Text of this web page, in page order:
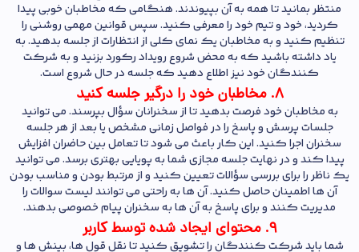
منتظر بمانید تا همه به آن بپیوندند. هنگامی که مخاطبان خوبی پیدا
کردید، خود و تیم خود را معرفی کنید. سپس قوانین مهمی روشنی را
تنظیم کنید و به مخاطبان یک نمای کلی از انتظارات از جلسه بدهید. به
یاد داشته باشید که به محض شروع رویداد رکورد بزنید و به شرکت
کنندگان خود نیز اطلاع دهید که جلسه در حال شروع است.
8. مخاطبان خود را درگیر جلسه کنید
به مخاطبان خود فرصت بدهید تا از سخنرانان سؤال بپرسند. می‌ توانید
جلسات پرسش و پاسخ را در فواصل زمانی مشخص یا بعد از هر جلسه
سخنران اجرا کنید. این کار باعث می شود تا تعامل بین حاضران افزایش
پیدا کند و در نهایت جلسه مجازی شما به پویایی بهتری برسد. می‌ توانید
یک ناظر را برای بررسی سؤالات تعیین کنید و از مرتبط بودن و مناسب بودن
آن ها اطمینان حاصل کنید. آن ها به راحتی می توانند لیست سوالات را
مدیریت کنند و برای پاسخ به آن ها به سخنران پیام خصوصی بدهند.
9. محتوای ایجاد شده توسط کاربر
شما باید شرکت کنندگان را تشویق کنید تا نقل قول ها، بینش ها و